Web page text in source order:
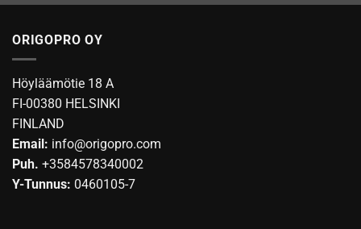
tuotteella
useampi
Voit
valinnat
sivulla.
tuotteella
ORIGOPRO OY
Höyläämötie 18 A
FI-00380 HELSINKI
FINLAND
Email: info@origopro.com
Puh. +3584578340002
Y-Tunnus: 0460105-7